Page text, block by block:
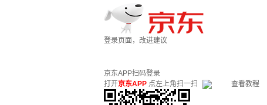
登录页面，改进建议
京东APP扫码登录
打开京东APP 点左上角扫一扫 查看教程